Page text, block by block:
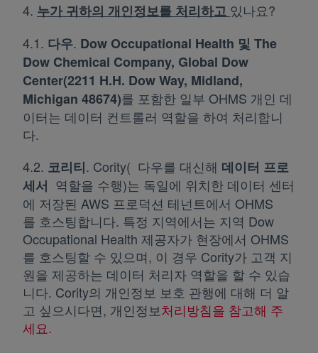
4. 누가 귀하의 개인정보를 처리하고 있나요?
4.1. 다우. Dow Occupational Health 및 The
Dow Chemical Company, Global Dow
Center(2211 H.H. Dow Way, Midland,
Michigan 48674)를 포함한 일부 OHMS 개인 데
이터는 데이터 컨트롤러 역할을 하여 처리합니
다.
4.2. 코리티. Cority( 다우를 대신해 데이터 프로
세서 역할을 수행)는 독일에 위치한 데이터 센터
에 저장된 AWS 프로덕션 테넌트에서 OHMS
를 호스팅합니다. 특정 지역에서는 지역 Dow
Occupational Health 제공자가 현장에서 OHMS
를 호스팅할 수 있으며, 이 경우 Cority가 고객 지
원을 제공하는 데이터 처리자 역할을 할 수 있습
니다. Cority의 개인정보 보호 관행에 대해 더 알
고 싶으시다면, 개인정보처리방침을 참고해 주
세요.